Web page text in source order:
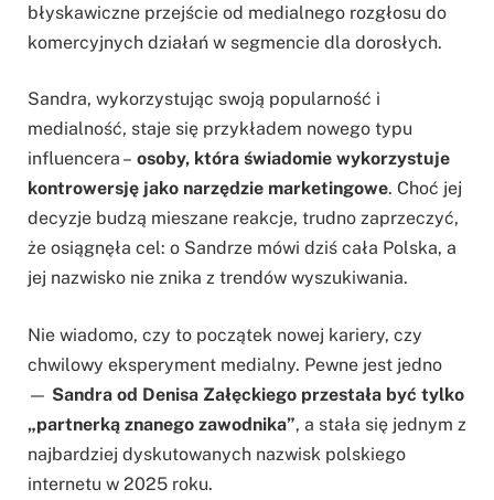
błyskawiczne przejście od medialnego rozgłosu do
komercyjnych działań w segmencie dla dorosłych.
Sandra, wykorzystując swoją popularność i
medialność, staje się przykładem nowego typu
influencera – osoby, która świadomie wykorzystuje
kontrowersję jako narzędzie marketingowe. Choć jej
decyzje budzą mieszane reakcje, trudno zaprzeczyć,
że osiągnęła cel: o Sandrze mówi dziś cała Polska, a
jej nazwisko nie znika z trendów wyszukiwania.
Nie wiadomo, czy to początek nowej kariery, czy
chwilowy eksperyment medialny. Pewne jest jedno
— Sandra od Denisa Załęckiego przestała być tylko
„partnerką znanego zawodnika”, a stała się jednym z
najbardziej dyskutowanych nazwisk polskiego
internetu w 2025 roku.